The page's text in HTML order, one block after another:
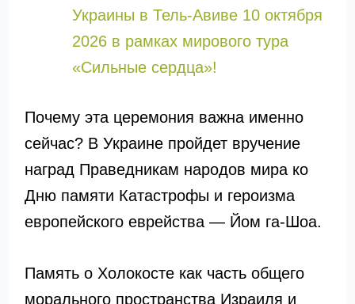
Украины в Тель-Авиве 10 октября
2026 в рамках мирового тура
«Сильные сердца»!
Почему эта церемония важна именно
сейчас? В Украине пройдет вручение
наград Праведникам народов мира ко
Дню памяти Катастрофы и героизма
европейского еврейства — Йом га-Шоа.
Память о Холокосте как часть общего
морального пространства Израиля и